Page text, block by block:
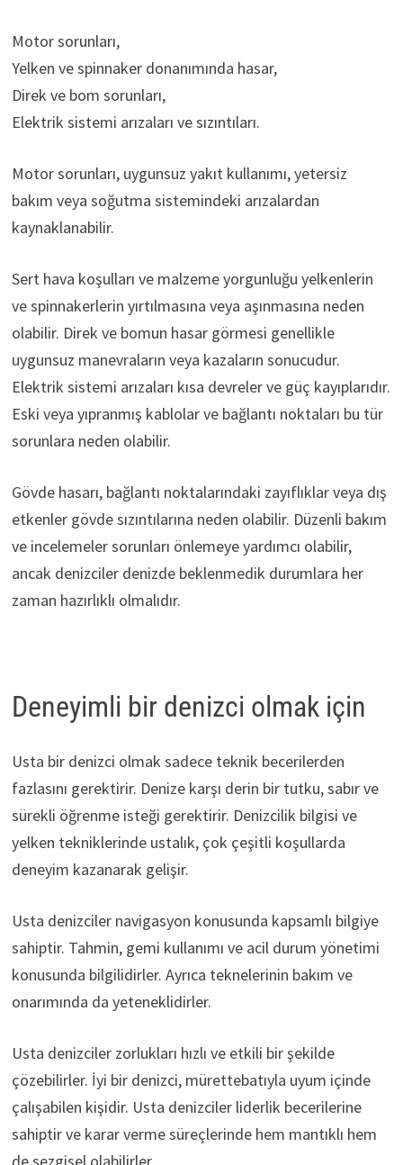
Motor sorunları,
Yelken ve spinnaker donanımında hasar,
Direk ve bom sorunları,
Elektrik sistemi arızaları ve sızıntıları.
Motor sorunları, uygunsuz yakıt kullanımı, yetersiz
bakım veya soğutma sistemindeki arızalardan
kaynaklanabilir.
Sert hava koşulları ve malzeme yorgunluğu yelkenlerin
ve spinnakerlerin yırtılmasına veya aşınmasına neden
olabilir. Direk ve bomun hasar görmesi genellikle
uygunsuz manevraların veya kazaların sonucudur.
Elektrik sistemi arızaları kısa devreler ve güç kayıplarıdır.
Eski veya yıpranmış kablolar ve bağlantı noktaları bu tür
sorunlara neden olabilir.
Gövde hasarı, bağlantı noktalarındaki zayıflıklar veya dış
etkenler gövde sızıntılarına neden olabilir. Düzenli bakım
ve incelemeler sorunları önlemeye yardımcı olabilir,
ancak denizciler denizde beklenmedik durumlara her
zaman hazırlıklı olmalıdır.
Deneyimli bir denizci olmak için
Usta bir denizci olmak sadece teknik becerilerden
fazlasını gerektirir. Denize karşı derin bir tutku, sabır ve
sürekli öğrenme isteği gerektirir. Denizcilik bilgisi ve
yelken tekniklerinde ustalık, çok çeşitli koşullarda
deneyim kazanarak gelişir.
Usta denizciler navigasyon konusunda kapsamlı bilgiye
sahiptir. Tahmin, gemi kullanımı ve acil durum yönetimi
konusunda bilgilidirler. Ayrıca teknelerinin bakım ve
onarımında da yeteneklidirler.
Usta denizciler zorlukları hızlı ve etkili bir şekilde
çözebilirler. İyi bir denizci, mürettebatıyla uyum içinde
çalışabilen kişidir. Usta denizciler liderlik becerilerine
sahiptir ve karar verme süreçlerinde hem mantıklı hem
de sezgisel olabilirler.